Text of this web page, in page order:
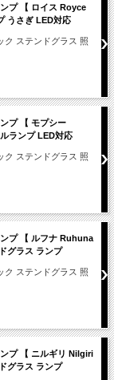
プ 【 ロイス Royce
うさぎ LED対応
ク ステンドグラス 照
プ 【 モプシー
ランプ LED対応
ク ステンドグラス 照
プ 【 ルフナ Ruhuna
グラス ランプ
ク ステンドグラス 照
プ 【 ニルギリ Nilgiri
グラス ランプ